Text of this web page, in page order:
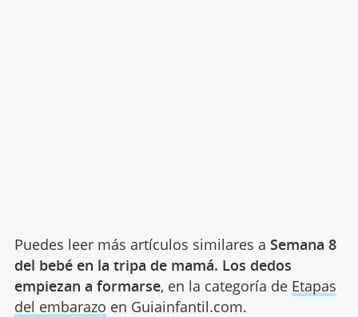
Puedes leer más artículos similares a Semana 8
del bebé en la tripa de mamá. Los dedos
empiezan a formarse, en la categoría de Etapas
del embarazo en Guiainfantil.com.